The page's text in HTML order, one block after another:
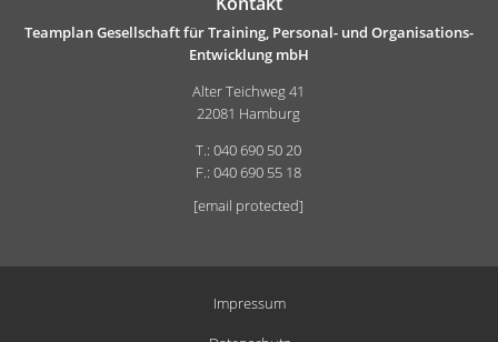
Teamplan Gesellschaft für Training, Personal- und Organisations-
Entwicklung mbH
Alter Teichweg 41
22081 Hamburg
T.: 040 690 50 20
F.: 040 690 55 18
[email protected]
Impressum